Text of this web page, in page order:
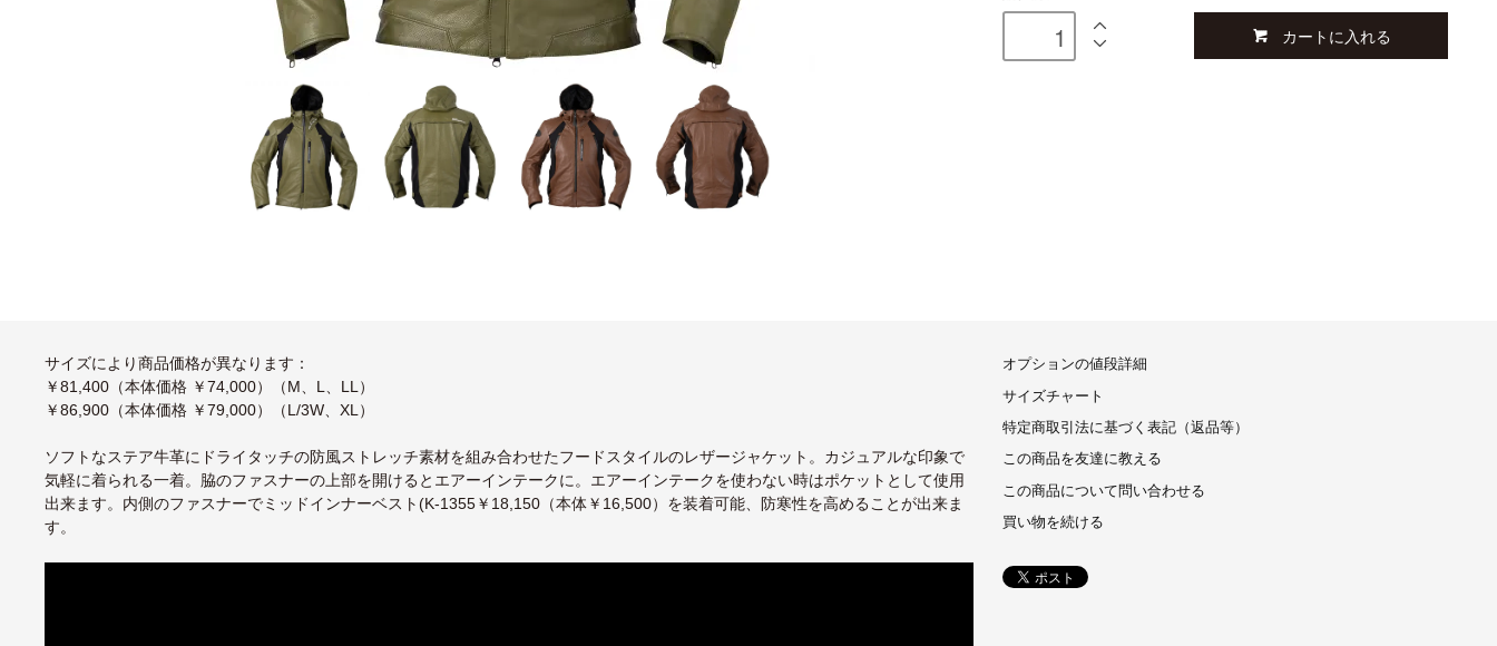
カートに入れる
サイズにより商品価格が異なります：
￥81,400（本体価格 ￥74,000）（M、L、LL）
￥86,900（本体価格 ￥79,000）（L/3W、XL）
ソフトなステア牛革にドライタッチの防風ストレッチ素材を組み合わせたフードスタイルのレザージャケット。カジュアルな印象で
気軽に着られる一着。脇のファスナーの上部を開けるとエアーインテークに。エアーインテークを使わない時はポケットとして使用
出来ます。内側のファスナーでミッドインナーベスト(K-1355￥18,150（本体￥16,500）を装着可能、防寒性を高めることが出来ま
す。
オプションの値段詳細
サイズチャート
特定商取引法に基づく表記（返品等）
この商品を友達に教える
この商品について問い合わせる
買い物を続ける